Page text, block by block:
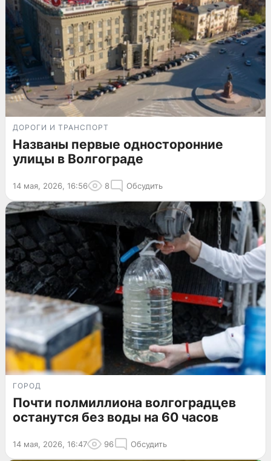
ДОРОГИ И ТРАНСПОРТ
Названы первые односторонние
улицы в Волгограде
14 мая, 2026, 16:56 8 Обсудить
ГОРОД
Почти полмиллиона волгоградцев
останутся без воды на 60 часов
14 мая, 2026, 16:47 96 Обсудить